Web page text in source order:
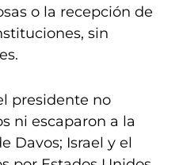
o la recepción de
sin
presidente no
ni escaparon a la
Davos; Israel y el